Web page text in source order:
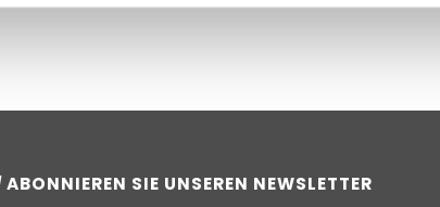
ABONNIEREN SIE UNSEREN NEWSLETTER